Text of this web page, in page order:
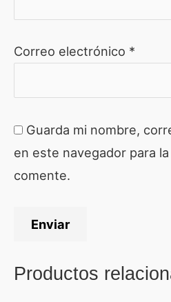
Correo electrónico *
Guarda mi nombre,
en este navegador para
comente.
Productos